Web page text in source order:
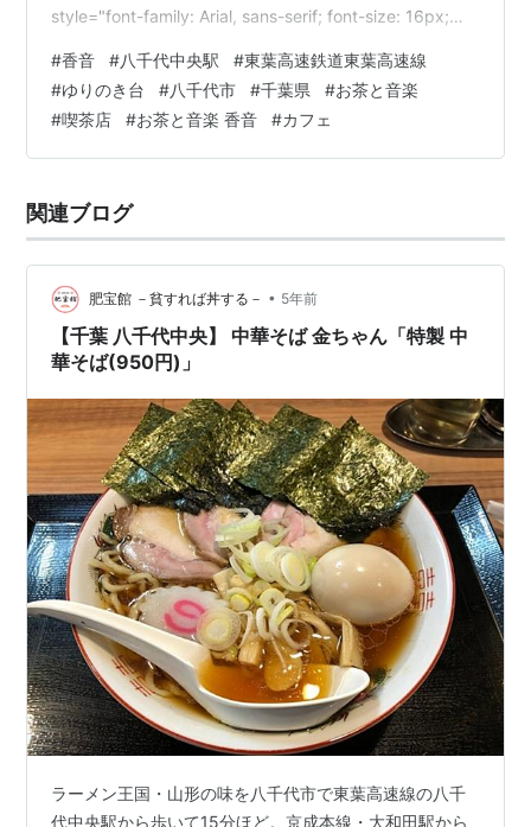
style="font-family: Arial, sans-serif; font-size: 16px;
border-bottom: 0px rgb(10, 10, 10);" />そんな願いを叶
えてくれる素晴らしい喫茶店に、千葉…
#香音 #八千代中央駅 #東葉高速鉄道東葉高速線
#ゆりのき台 #八千代市 #千葉県 #お茶と音楽
#喫茶店 #お茶と音楽 香音 #カフェ
関連ブログ
肥宝館 －貧すれば丼する－ • 5年前
【千葉 八千代中央】 中華そば 金ちゃん「特製 中
華そば(950円)」
ラーメン王国・山形の味を八千代市で東葉高速線の八千
代中央駅から歩いて15分ほど。京成本線・大和田駅から